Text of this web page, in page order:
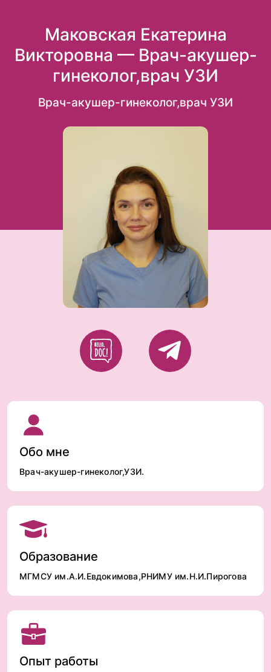
Маковская Екатерина
Викторовна — Врач-акушер-
гинеколог,врач УЗИ
Врач-акушер-гинеколог,врач УЗИ
Обо мне
Врач-акушер-гинеколог,УЗИ.
Образование
МГМСУ им.А.И.Евдокимова,РНИМУ им.Н.И.Пирогова
Опыт работы